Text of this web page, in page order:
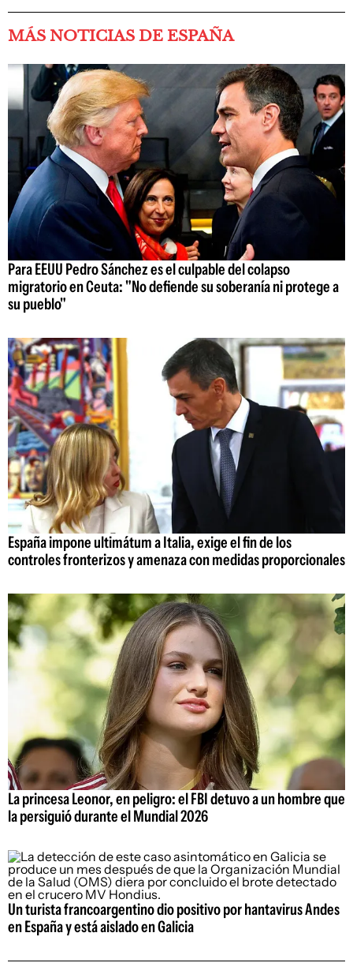
MÁS NOTICIAS DE ESPAÑA
Para EEUU Pedro Sánchez es el culpable del colapso
migratorio en Ceuta: "No defiende su soberanía ni protege a
su pueblo"
España impone ultimátum a Italia, exige el fin de los
controles fronterizos y amenaza con medidas proporcionales
La princesa Leonor, en peligro: el FBI detuvo a un hombre que
la persiguió durante el Mundial 2026
Un turista francoargentino dio positivo por hantavirus Andes
en España y está aislado en Galicia